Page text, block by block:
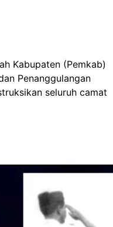
Kabupaten (Pemkab)
Penanggulangan
seluruh camat